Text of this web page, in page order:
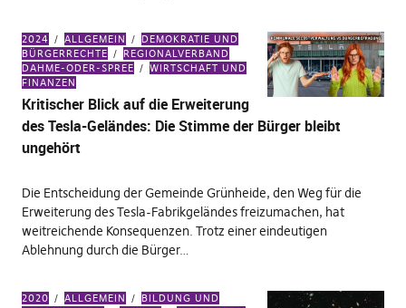
2024 ALLGEMEIN
DEMOKRATIE UND
BÜRGERRECHTE
REGIONALVERBAND
DAHME-ODER-SPREE
WIRTSCHAFT UND
FINANZEN
Kritischer Blick auf die Erweiterung
des Tesla-Geländes: Die Stimme der Bürger bleibt
ungehört
Die Entscheidung der Gemeinde Grünheide, den Weg für die
Erweiterung des Tesla-Fabrikgeländes freizumachen, hat
weitreichende Konsequenzen. Trotz einer eindeutigen
Ablehnung durch die Bürger…
2020 ALLGEMEIN
BILDUNG UND